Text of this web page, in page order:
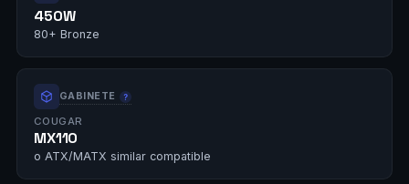
450W
80+ Bronze
GABINETE
COUGAR
MX110
o ATX/MATX similar compatible